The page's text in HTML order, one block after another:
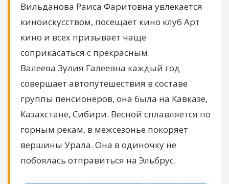
Вильданова Раиса Фаритовна увлекается
киноискусством, посещает кино клуб Арт
кино и всех призывает чаще
соприкасаться с прекрасным.
Валеева Зулия Галеевна каждый год
совершает автопутешествия в составе
группы пенсионеров, она была на Кавказе,
Казахстане, Сибири. Весной сплавляется по
горным рекам, в межсезонье покоряет
вершины Урала. Она в одиночку не
побоялась отправиться на Эльбрус.